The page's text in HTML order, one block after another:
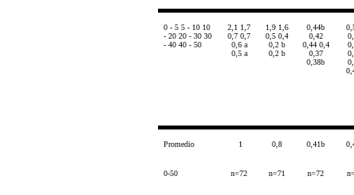
0 - 5 5 - 10 10
- 20 20 - 30 30
- 40 40 - 50
2,1 1,7
0,7 0,7
0,6 a
0,5 a
1,9 1,6
0,5 0,4
0,2 b
0,2 b
0,44b
0,42
0,44 0,4
0,37
0,38b
Promedio 1 0,8 0,41b
0-50 n=72 n=71 n=72